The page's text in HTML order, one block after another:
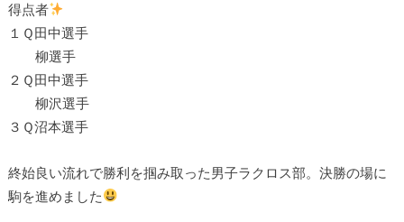
得点者
１Ｑ田中選手
柳選手
２Ｑ田中選手
柳沢選手
３Ｑ沼本選手
終始良い流れで勝利を掴み取った男子ラクロス部。決勝の場に
駒を進めました